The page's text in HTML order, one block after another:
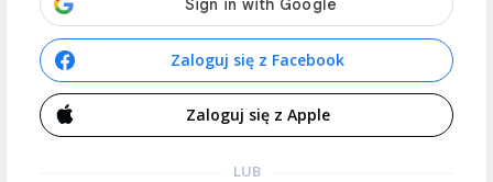
Zaloguj się z Facebook
Zaloguj się z Apple
LUB